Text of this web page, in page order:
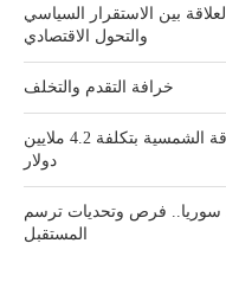
بين الاستقرار السياسي
والتحول الاقتصادي
خرافة التقدم والتخلف
تركيا تفتتح محطة كهرمان مرعش للطاقة الشمسية بتكلفة 4.2 ملايين
دولار
في سوريا.. فرص وتحديات ترسم
المستقبل